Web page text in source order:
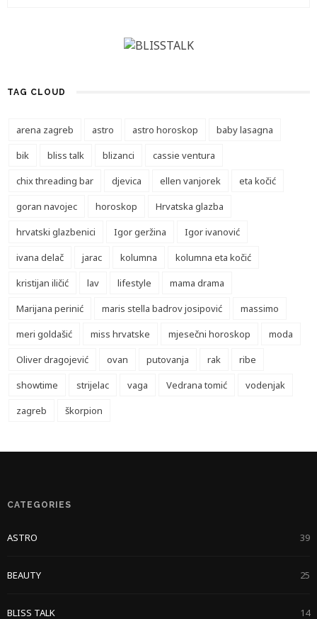
TAG CLOUD
arena zagreb astro astro horoskop
baby lasagna
bik
bliss talk blizanci
cassie ventura
chix threading bar
djevica ellen vanjorek
eta kočić
goran navojec
horoskop
Hrvatska glazba
hrvatski glazbenici
Igor geržina
Igor ivanović
ivana delač
jarac kolumna
kolumna eta kočić
kristijan iličić
lav lifestyle
mama drama
Marijana perinić
maris stella badrov josipović
massimo
meri goldašić
miss hrvatske mjesečni horoskop
moda
Oliver dragojević
ovan putovanja rak
ribe
showtime
strijelac vaga Vedrana tomić
vodenjak
zagreb
škorpion
CATEGORIES
ASTRO 39
BEAUTY 25
BLISS TALK 14